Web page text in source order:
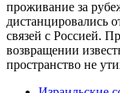
проживание за
дистанцировались
связей с Россией.
возвращении
пространство не